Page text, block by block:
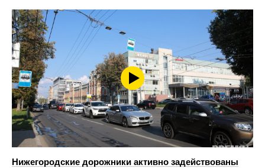
Нижегородские дорожники активно задействованы